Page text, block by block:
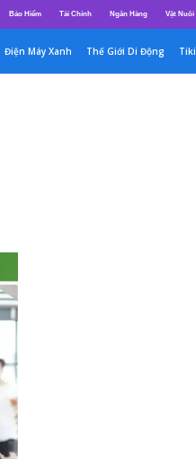
Bảo Hiểm Tài Chính Ngân Hàng Vật Nuôi
Điện Máy Xanh Thế Giới Di Động Tiki